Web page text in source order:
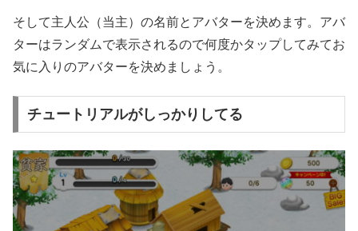
そして主人公（当主）の名前とアバターを決めます。アバ
ターはランダムで表示されるので何度かタップしてみてお
気に入りのアバターを決めましょう。
チュートリアルがしっかりしてる